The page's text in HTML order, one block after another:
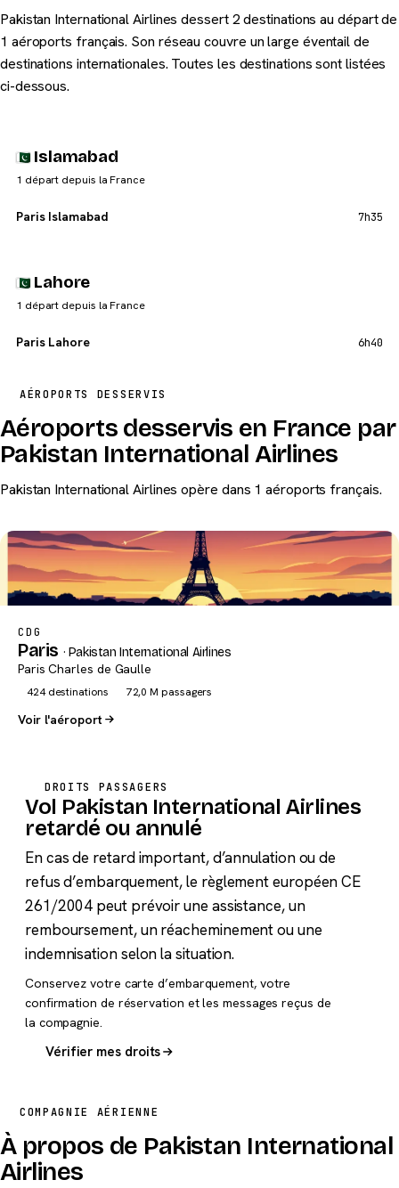
Pakistan International Airlines dessert 2 destinations au départ de
1 aéroports français. Son réseau couvre un large éventail de
destinations internationales. Toutes les destinations sont listées
ci-dessous.
Islamabad
1 départ depuis la France
Paris Islamabad 7h35
Lahore
1 départ depuis la France
Paris Lahore 6h40
AÉROPORTS DESSERVIS
Aéroports desservis en France par
Pakistan International Airlines
Pakistan International Airlines opère dans 1 aéroports français.
CDG
Paris · Pakistan International Airlines
Paris Charles de Gaulle
424 destinations 72,0 M passagers
Voir l'aéroport
DROITS PASSAGERS
Vol Pakistan International Airlines
retardé ou annulé
En cas de retard important, d’annulation ou de
refus d’embarquement, le règlement européen CE
261/2004 peut prévoir une assistance, un
remboursement, un réacheminement ou une
indemnisation selon la situation.
Conservez votre carte d’embarquement, votre
confirmation de réservation et les messages reçus de
la compagnie.
Vérifier mes droits
COMPAGNIE AÉRIENNE
À propos de Pakistan International
Airlines